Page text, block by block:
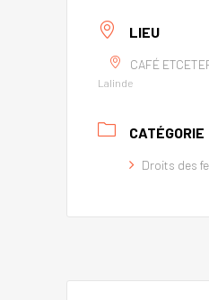
LIEU
CAFÉ
Lalinde
CATÉGORIE
Droits des